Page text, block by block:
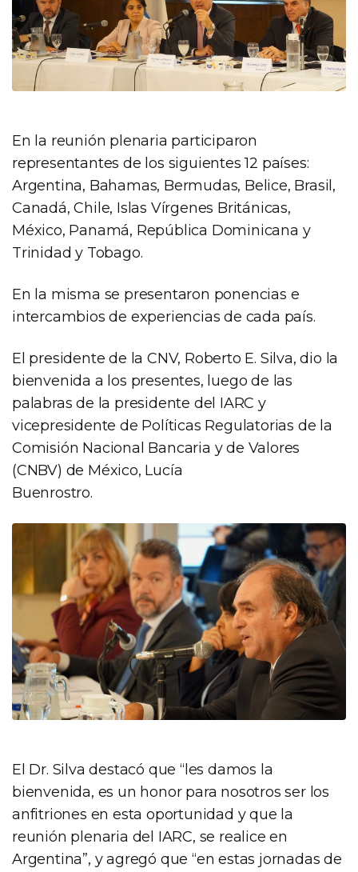
En la reunión plenaria participaron
representantes de los siguientes 12 países:
Argentina, Bahamas, Bermudas, Belice, Brasil,
Canadá, Chile, Islas Vírgenes Británicas,
México, Panamá, República Dominicana y
Trinidad y Tobago.
En la misma se presentaron ponencias e
intercambios de experiencias de cada país.
El presidente de la CNV, Roberto E. Silva, dio la
bienvenida a los presentes, luego de las
palabras de la presidente del IARC y
vicepresidente de Políticas Regulatorias de la
Comisión Nacional Bancaria y de Valores
(CNBV) de México, Lucía
Buenrostro.
El Dr. Silva destacó que “les damos la
bienvenida, es un honor para nosotros ser los
anfitriones en esta oportunidad y que la
reunión plenaria del IARC, se realice en
Argentina”, y agregó que “en estas jornadas de